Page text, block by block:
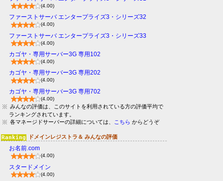
(4.00)
ファーストサーバ エンタープライズ3・シリーズ32
(4.00)
ファーストサーバ エンタープライズ3・シリーズ33
(4.00)
カゴヤ・専用サーバー3G 専用102
(4.00)
カゴヤ・専用サーバー3G 専用202
(4.00)
カゴヤ・専用サーバー3G 専用702
(4.00)
みんなの評価は、このサイトを利用されている方の評価平均で
ランキングされています。
各マネージドサーバーの詳細については、
こちら からどうぞ
ドメインレジストラ＆ みんなの評価
お名前.com
(4.00)
スタードメイン
(4.00)